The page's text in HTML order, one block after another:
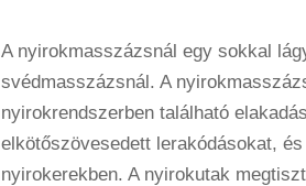
A nyirokmasszázsnál egy sokkal
svédmasszázsnál. A
nyirokrendszerben található
elkötőszövesedett lerakódásokat,
nyirokerekben. A nyirokutak